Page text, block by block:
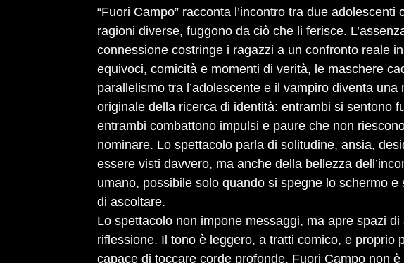
“Fuori Campo” racconta l’incontro tra due adolescenti
ragioni diverse, fuggono da ciò che li ferisce.
connessione costringe i ragazzi a un confronto reale
equivoci, comicità e momenti di verità, le maschere
parallelismo tra l’adolescente e il vampiro diventa una
originale della ricerca di identità: entrambi si sentono
entrambi combattono impulsi e paure che non
nominare. Lo spettacolo parla di solitudine, ansia,
essere visti davvero, ma anche della bellezza
umano, possibile solo quando si spegne lo schermo e
di ascoltare.
Lo spettacolo non impone messaggi, ma apre spazi di
riflessione. Il tono è leggero, a tratti comico, e proprio
capace di toccare corde profonde. Fuori Campo non è